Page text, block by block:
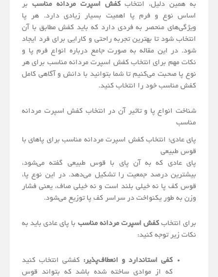
به همین دلیل، انتخابکفش اسپرت مردانه مناسب بر
اساس نوع و فرم پا اهمیت بسیار زیادی دارد. هر پا
ویژگی‌های منحصر به فردی دارد که باید کفش مطابق با آن
انتخاب شود تا بهترین تجربه راحتی و کارایی برای فرد ایجاد
شود. در این مقاله به صورت جامع درباره انواع فرم پا و
نکات مهم برای انتخاب کفش اسپرت مردانه مناسب برای هر
نوع پا صحبت می‌کنیم تا شما بتوانید با دانش و آگاهی کامل
کفش مناسب خود را انتخاب کنید.
شناخت انواع پا و تاثیر آن در انتخاب کفش اسپرت مردانه
مناسب
پای عادی؛ انتخاب کفش اسپرت مردانه مناسب برای پاهای با
قوس طبیعی
پای عادی که به آن پای با قوس طبیعی گفته می‌شود،
بیشترین درصد جمعیت را تشکیل می‌دهد. در این نوع پا،
قوس کف پا نه خیلی بلند است و نه خیلی صاف، یعنی فشار
وزن به طور یکنواخت در سراسر کف پا توزیع می‌شود.
برای انتخابکفش اسپرت مردانه مناسب با پای عادی باید به
نکات زیر توجه کنید:
کفی استاندارد و انعطاف‌پذیر: کفشی انتخاب کنید
که از موادی ساخته شده باشد که بتواند قوس